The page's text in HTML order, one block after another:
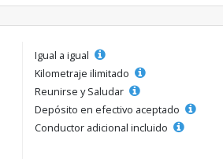
Igual a igual
Kilometraje ilimitado
Reunirse y Saludar
Depósito en efectivo aceptado
Conductor adicional incluido